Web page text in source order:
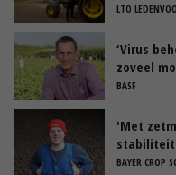
LTO
‘Virus
zoveel
BASF
'Met
BAYER CROP